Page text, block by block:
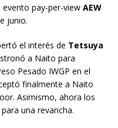
pay-per-view AEW
junio.
el interés de Tetsuya
a Naito para
Pesado IWGP en el
finalmente a Naito
Asimismo, ahora los
una revancha.